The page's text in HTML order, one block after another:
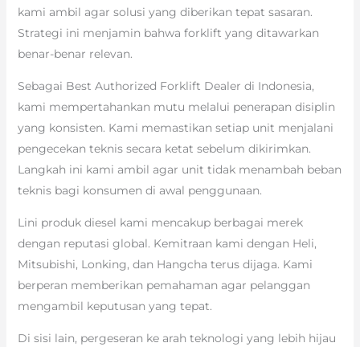
kami ambil agar solusi yang diberikan tepat sasaran.
Strategi ini menjamin bahwa forklift yang ditawarkan
benar-benar relevan.
Sebagai Best Authorized Forklift Dealer di Indonesia,
kami mempertahankan mutu melalui penerapan disiplin
yang konsisten. Kami memastikan setiap unit menjalani
pengecekan teknis secara ketat sebelum dikirimkan.
Langkah ini kami ambil agar unit tidak menambah beban
teknis bagi konsumen di awal penggunaan.
Lini produk diesel kami mencakup berbagai merek
dengan reputasi global. Kemitraan kami dengan Heli,
Mitsubishi, Lonking, dan Hangcha terus dijaga. Kami
berperan memberikan pemahaman agar pelanggan
mengambil keputusan yang tepat.
Di sisi lain, pergeseran ke arah teknologi yang lebih hijau